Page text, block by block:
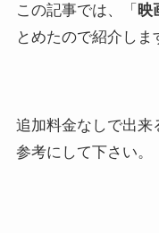
この記事では、「 映
とめたので紹介しま
追加料金なしで出来
参考にして下さい。